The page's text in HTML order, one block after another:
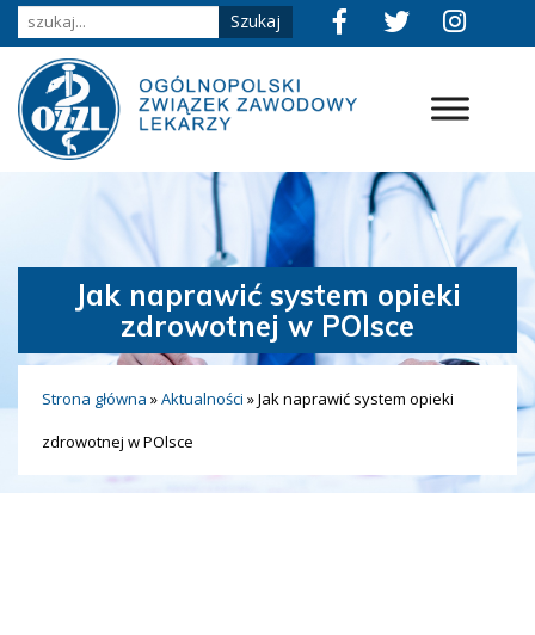
Jak naprawić system opieki
zdrowotnej w POlsce
Strona główna »Aktualności »Jak naprawić system opieki
zdrowotnej w POlsce